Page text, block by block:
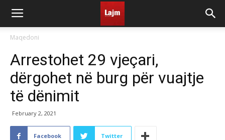
Maqedoni
Arrestohet 29 vjeçari,
dërgohet në burg për vuajtje
të dënimit
February 2, 2021
Facebook Twitter